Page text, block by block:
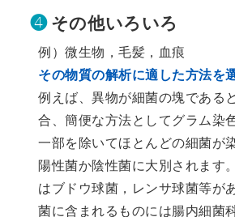
❹ その他いろいろ
例）微生物，毛髪，血痕
その物質の解析に適した方法を
例えば、異物が細菌の塊である
合、簡便な方法としてグラム染
一部を除いてほとんどの細菌が
陽性菌か陰性菌に大別されます
はブドウ球菌，レンサ球菌等が
菌に含まれるものには腸内細菌